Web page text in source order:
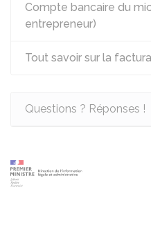
Compte bancaire du
entrepreneur)
Tout savoir sur la
Questions ? Réponses !